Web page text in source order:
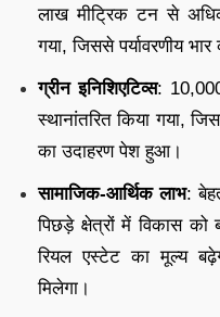
लाख मीट्रिक टन से
गया, जिससे पर्यावरणीय
ग्रीन इनिशिएटिव्स:
स्थानांतरित किया गया,
का उदाहरण पेश हुआ।
सामाजिक-आर्थिक लाभ:
पिछड़े क्षेत्रों में विकास को
रियल एस्टेट का मूल्य
मिलेगा।